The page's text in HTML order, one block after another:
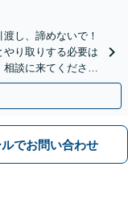
し、諦めないで！
り取りする必要は
談に来てくださ
ルでお問い合わせ